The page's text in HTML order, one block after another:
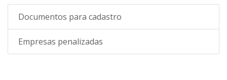
Documentos para cadastro
Empresas penalizadas